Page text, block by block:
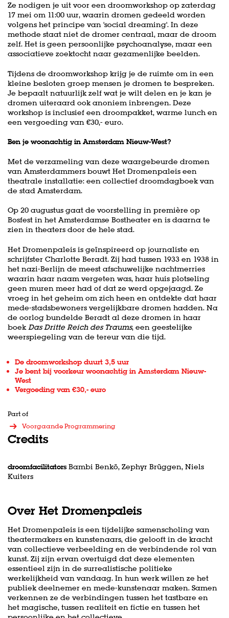
Ze nodigen je uit voor een droomworkshop op zaterdag
17 mei om 11:00 uur, waarin dromen gedeeld worden
volgens het principe van 'social dreaming'. In deze
methode staat niet de dromer centraal, maar de droom
zelf. Het is geen persoonlijke psychoanalyse, maar een
associatieve zoektocht naar gezamenlijke beelden.
Tijdens de droomworkshop krijg je de ruimte om in een
kleine besloten groep mensen je dromen te bespreken.
Je bepaalt natuurlijk zelf wat je wilt delen en je kan je
dromen uiteraard ook anoniem inbrengen. Deze
workshop is inclusief een droompakket, warme lunch en
een vergoeding van €30,- euro.
Ben je woonachtig in Amsterdam Nieuw-West?
Met de verzameling van deze waargebeurde dromen
van Amsterdammers bouwt Het Dromenpaleis een
theatrale installatie: een collectief droomdagboek van
de stad Amsterdam.
Op 20 augustus gaat de voorstelling in première op
Bosfest in het Amsterdamse Bostheater en is daarna te
zien in theaters door de hele stad.
Het Dromenpaleis is geïnspireerd op journaliste en
schrijfster Charlotte Beradt. Zij had tussen 1933 en 1938 in
het nazi-Berlijn de meest afschuwelijke nachtmerries
waarin haar naam vergeten was, haar huis plotseling
geen muren meer had of dat ze werd opgejaagd. Ze
vroeg in het geheim om zich heen en ontdekte dat haar
mede-stadsbewoners vergelijkbare dromen hadden. Na
de oorlog bundelde Beradt al deze dromen in haar
boekDas Dritte Reich des Traums, een geestelijke
weerspiegeling van de tereur van die tijd.
De droomworkshop duurt 3,5 uur
Je bent bij voorkeur woonachtig in Amsterdam Nieuw-
West
Vergoeding van €30,- euro
Part of
Voorgaande Programmering
Credits
droomfacilitatorsBambi Benkö, Zephyr Brüggen, Niels
Kuiters
Over Het Dromenpaleis
Het Dromenpaleis is een tijdelijke samenscholing van
theatermakers en kunstenaars, die gelooft in de kracht
van collectieve verbeelding en de verbindende rol van
kunst. Zij zijn ervan overtuigd dat deze elementen
essentieel zijn in de surrealistische politieke
werkelijkheid van vandaag. In hun werk willen ze het
publiek deelnemer en mede-kunstenaar maken. Samen
verkennen ze de verbindingen tussen het tastbare en
het magische, tussen realiteit en fictie en tussen het